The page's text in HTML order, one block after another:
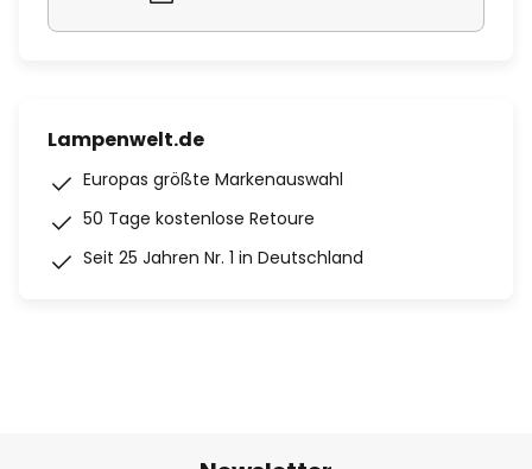
Lampenwelt.de
Europas größte Markenauswahl
50 Tage kostenlose Retoure
Seit 25 Jahren Nr. 1 in Deutschland